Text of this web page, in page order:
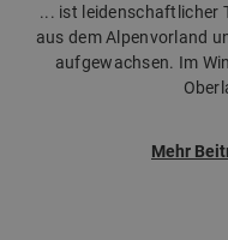
... ist leidenschaftlicher
aus dem Alpenvorland
aufgewachsen. Im
Mehr